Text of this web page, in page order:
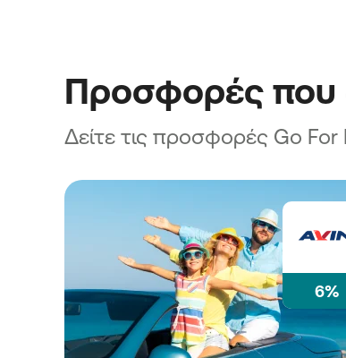
Προσφορές που
Δείτε τις προσφορές Go For
6%